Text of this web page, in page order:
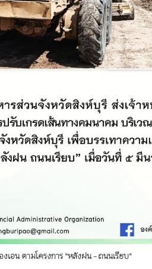
อน ตามโครงการ "หลังฝน - ถนนเรียบ"